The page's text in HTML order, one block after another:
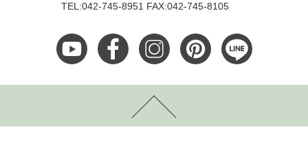
TEL:042-745-8951 FAX:042-745-8105